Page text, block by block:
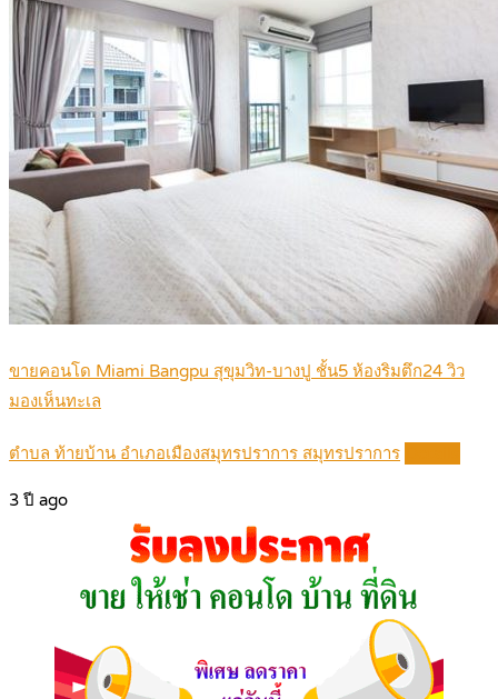
ขายคอนโด Miami Bangpu สุขุมวิท-บางปู ชั้น5 ห้องริมตึก24 วิว
มองเห็นทะเล
ตำบล ท้ายบ้าน อำเภอเมืองสมุทรปราการ สมุทรปราการ
3 ปี ago